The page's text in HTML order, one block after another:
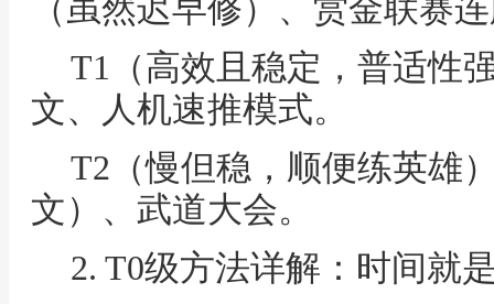
（虽然迟早修）、赏金联赛
T1（高效且稳定，普适性
文、人机速推模式。
T2（慢但稳，顺便练英雄
文）、武道大会。
2. T0级方法详解：时间就